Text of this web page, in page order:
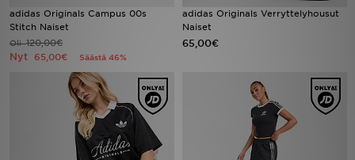
adidas Originals Campus 00s
Stitch Naiset
Oli120,00€
Nyt 65,00€ Säästä 46%
adidas Originals Verryttelyhousut
Naiset
65,00€